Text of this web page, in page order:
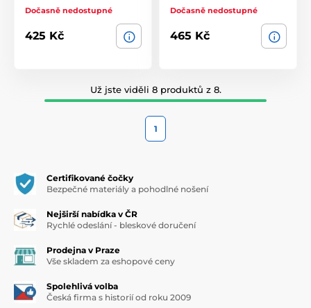
Dočasně nedostupné
425 Kč
Dočasně nedostupné
465 Kč
Už jste viděli 8 produktů z 8.
1
Certifikované čočky
Bezpečné materiály a pohodlné nošení
Nejširší nabídka v ČR
Rychlé odeslání - bleskové doručení
Prodejna v Praze
Vše skladem za eshopové ceny
Spolehlivá volba
Česká firma s historií od roku 2009